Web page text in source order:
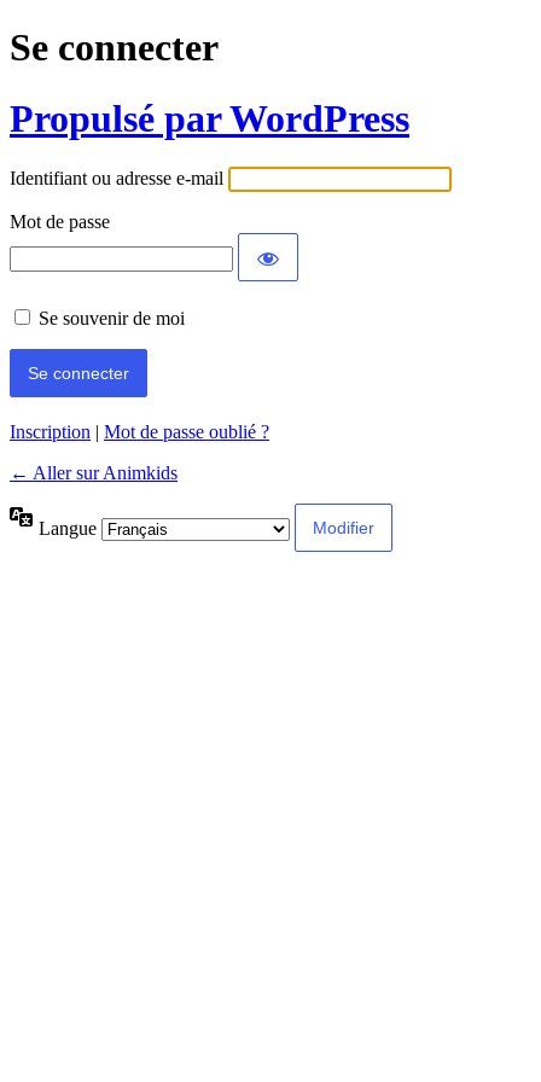
Se connecter
Propulsé par WordPress
Identifiant ou adresse e-mail
Mot de passe
Se souvenir de moi
Inscription | Mot de passe oublié ?
← Aller sur Animkids
Langue